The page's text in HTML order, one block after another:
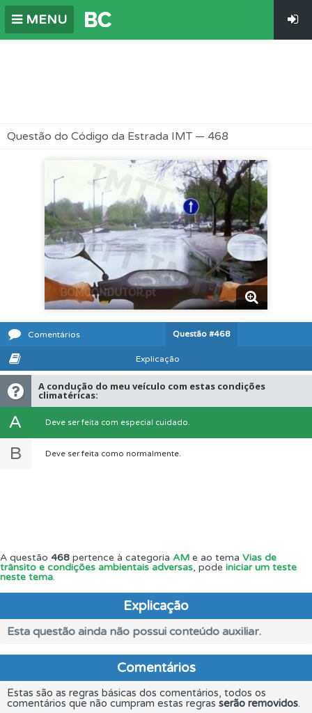
MENU
Questão do Código da Estrada IMT — 468
Comentários Questão #468
Explicação
A condução do meu veículo com estas condições
climatéricas:
A Deve ser feita com especial cuidado.
B Deve ser feita como normalmente.
A questão 468 pertence à categoria AM e ao tema Vias de
trânsito e condições ambientais adversas, pode iniciar um teste
neste tema.
Explicação
Esta questão ainda não possui conteúdo auxiliar.
Comentários
Estas são as regras básicas dos comentários, todos os
comentários que não cumpram estas regras serão removidos.